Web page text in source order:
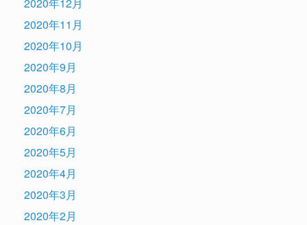
2020年12月
2020年11月
2020年10月
2020年9月
2020年8月
2020年7月
2020年6月
2020年5月
2020年4月
2020年3月
2020年2月